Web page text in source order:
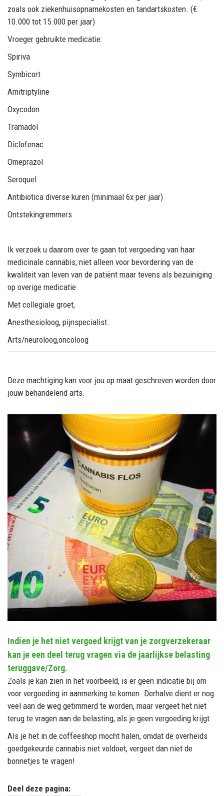
zoals ook ziekenhuisopnamekosten en tandartskosten. (€
10.000 tot 15.000 per jaar)
Vroeger gebruikte medicatie:
Spiriva
Symbicort
Amitriptyline
Oxycodon
Tramadol
Diclofenac
Omeprazol
Seroquel
Antibiotica diverse kuren (minimaal 6x per jaar)
Ontstekingremmers
Ik verzoek u daarom over te gaan tot vergoeding van haar
medicinale cannabis, niet alleen voor bevordering van de
kwaliteit van leven van de patiënt maar tevens als bezuiniging
op overige medicatie.
Met collegiale groet,
Anesthesioloog, pijnspecialist.
Arts/neuroloog,oncoloog
Deze machtiging kan voor jou op maat geschreven worden door
jouw behandelend arts.
Indien je het niet vergoed krijgt van je zorgverzekeraar
kan je een deel terug vragen via de jaarlijkse belasting
teruggave/Zorg.
Zoals je kan zien in het voorbeeld, is er geen indicatie bij om
voor vergoeding in aanmerking te komen. Derhalve dient er nog
veel aan de weg getimmerd te worden, maar vergeet het niet
terug te vragen aan de belasting, als je geen vergoeding krijgt.
Als je het in de coffeeshop mocht halen, omdat de overheids
goedgekeurde cannabis niet voldoet, vergeet dan niet de
bonnetjes te vragen!
Deel deze pagina: